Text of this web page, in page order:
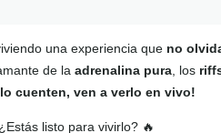
una experiencia que no
de la adrenalina pura, los
cuenten, ven a verlo en vivo!
¿Estás listo para vivirlo? 🔥